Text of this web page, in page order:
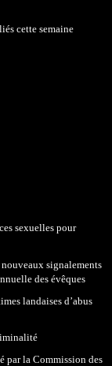
cette semaine
sexuelles pour
signalements
des évêques
landaises d’abus
par la Commission des